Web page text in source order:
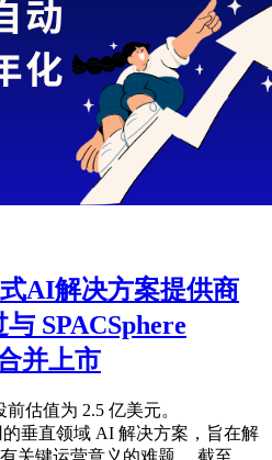
AI解决方案提供商
SPACSphere
并上市
估值为 2.5 亿美元。
垂直领域 AI 解决方案，旨在解
关键运营意义的难题。 截至